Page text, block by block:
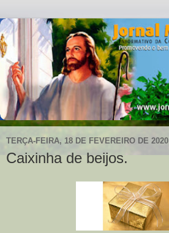
TERÇA-FEIRA, 18 DE FEVEREIRO DE 2020
Caixinha de beijos.